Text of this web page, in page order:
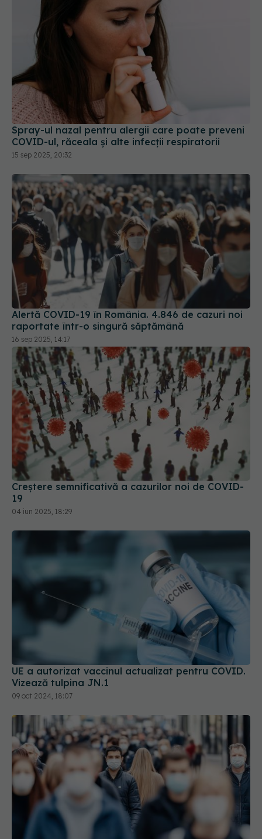
Spray-ul nazal pentru alergii care poate preveni
COVID-ul, răceala și alte infecții respiratorii
15 sep 2025, 20:32
Alertă COVID-19 în România. 4.846 de cazuri noi
raportate într-o singură săptămână
16 sep 2025, 14:17
Creștere semnificativă a cazurilor noi de COVID-
19
04 iun 2025, 18:29
UE a autorizat vaccinul actualizat pentru COVID.
09 oct 2024, 18:07
Evoluția COVID-19 în România. Datele surpriză